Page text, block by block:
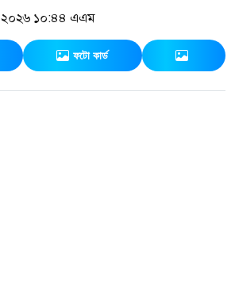
২০২৬ ১০:৪৪ এএম
ফটো কার্ড